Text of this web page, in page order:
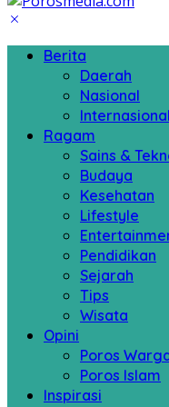
Berita
Daerah
Nasional
Internasional
Ragam
Sains &
Budaya
Kesehatan
Lifestyle
Pendidikan
Sejarah
Tips
Wisata
Opini
Poros
Poros Islam
Inspirasi